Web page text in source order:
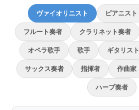
ヴァイオリニスト ピアニスト
フルート奏者 クラリネット奏者
オペラ歌手 歌手 ギタリスト
サックス奏者 指揮者 作曲家
ハープ奏者